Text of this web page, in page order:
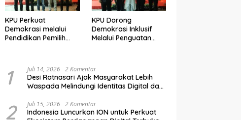
KPU Perkuat
Demokrasi melalui
Pendidikan Pemilih
Marjinal, dan Pemula
KPU Dorong
Demokrasi Inklusif
Melalui Penguatan
1 Juli 14, 2026 2 Komentar
Desi Ratnasari Ajak Masyarakat Lebih
Waspada Melindungi Identitas Digital dan
2 Juli 15, 2026 2 Komentar
Indonesia Luncurkan ION untuk Perkuat